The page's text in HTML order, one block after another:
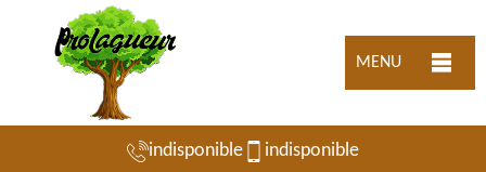
MENU
indisponible indisponible